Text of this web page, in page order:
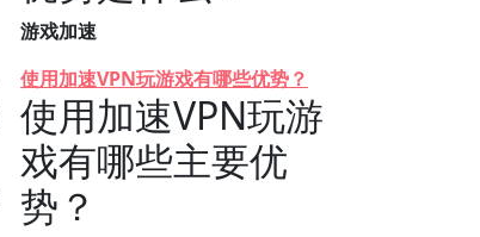
游戏加速
使用加速VPN玩游戏有哪些优势？
使用加速VPN玩游
戏有哪些主要优
势？